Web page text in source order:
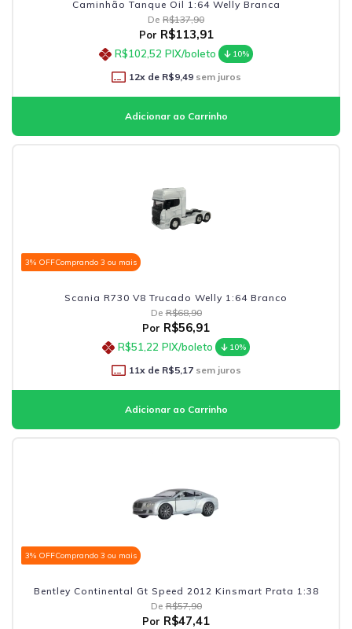
Caminhão Tanque Oil 1:64 Welly Branca
De R$137,90
Por R$113,91
R$102,52 PIX/boleto 10%
12x de R$9,49sem juros
3% OFFComprando 3 ou mais
Scania R730 V8 Trucado Welly 1:64 Branco
De R$68,90
Por R$56,91
R$51,22 PIX/boleto 10%
11x de R$5,17sem juros
3% OFFComprando 3 ou mais
Bentley Continental Gt Speed 2012 Kinsmart Prata 1:38
De R$57,90
Por R$47,41